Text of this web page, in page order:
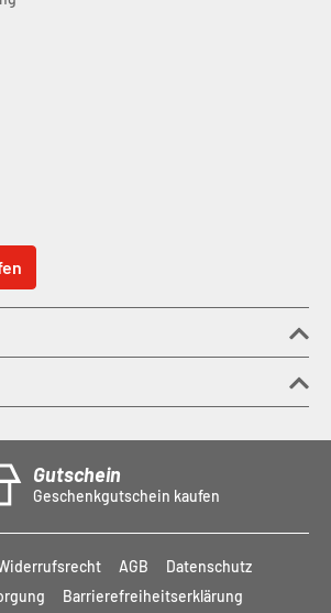
Gutschein
Geschenkgutschein kaufen
AGB
Datenschutz
Barrierefreiheitserklärung